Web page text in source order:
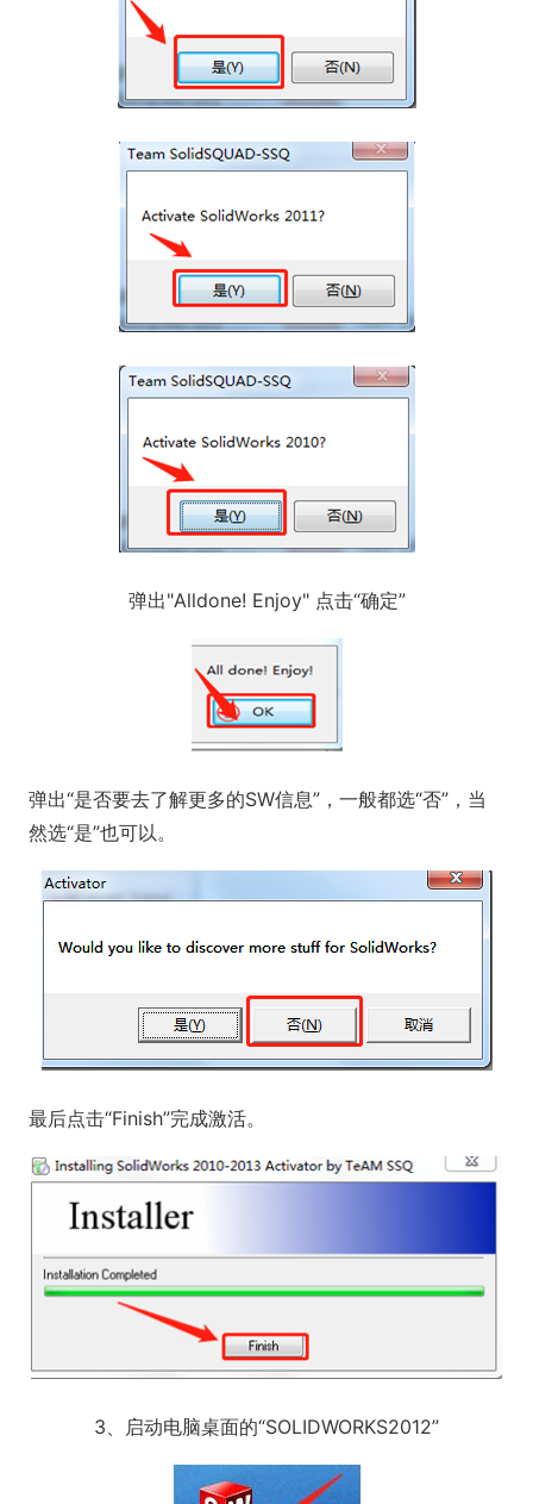
弹出"Alldone! Enjoy" 点击“确定”
弹出“是否要去了解更多的SW信息”，一般都选“否”，当
然选“是”也可以。
最后点击“Finish”完成激活。
3、启动电脑桌面的“SOLIDWORKS2012”